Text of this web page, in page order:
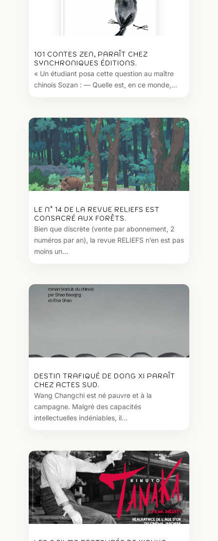
101 CONTES ZEN, PARAÎT CHEZ
SYNCHRONIQUES ÉDITIONS.
« Un étudiant posa cette question au maître
chinois Sozan : — Quelle est, en ce monde,...
LE N° 14 DE LA REVUE RELIEFS EST
CONSACRÉ AUX FORÊTS.
Bien que discrète (vente par abonnement, 2
numéros par an), la revue RELIEFS n’en est pas
moins un...
DESTIN TRAFIQUÉ DE DONG XI PARAÎT
CHEZ ACTES SUD.
Wang Changchi est né pauvre et à la
campagne. Malgré des capacités
intellectuelles indéniables, il...